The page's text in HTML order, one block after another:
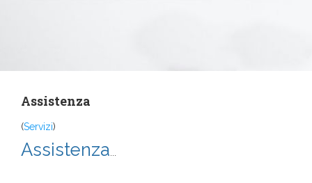
Assistenza
(Servizi)
Assistenza